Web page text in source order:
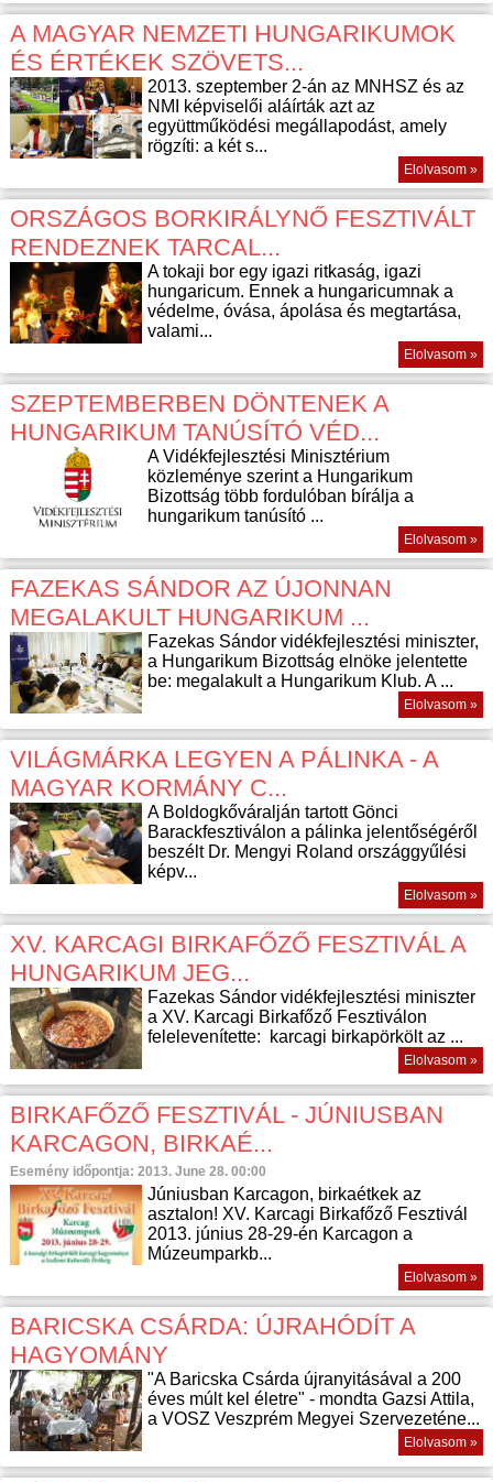
A MAGYAR NEMZETI HUNGARIKUMOK
ÉS ÉRTÉKEK SZÖVETS...
2013. szeptember 2-án az MNHSZ és az
NMI képviselői aláírták azt az
együttműködési megállapodást, amely
rögzíti: a két s...
Elolvasom »
ORSZÁGOS BORKIRÁLYNŐ FESZTIVÁLT
RENDEZNEK TARCAL...
A tokaji bor egy igazi ritkaság, igazi
hungaricum. Ennek a hungaricumnak a
védelme, óvása, ápolása és megtartása,
valami...
Elolvasom »
SZEPTEMBERBEN DÖNTENEK A
HUNGARIKUM TANÚSÍTÓ VÉD...
A Vidékfejlesztési Minisztérium
közleménye szerint a Hungarikum
Bizottság több fordulóban bírálja a
hungarikum tanúsító ...
Elolvasom »
FAZEKAS SÁNDOR AZ ÚJONNAN
MEGALAKULT HUNGARIKUM ...
Fazekas Sándor vidékfejlesztési miniszter,
a Hungarikum Bizottság elnöke jelentette
be: megalakult a Hungarikum Klub. A ...
Elolvasom »
VILÁGMÁRKA LEGYEN A PÁLINKA - A
MAGYAR KORMÁNY C...
A Boldogkőváralján tartott Gönci
Barackfesztiválon a pálinka jelentőségéről
beszélt Dr. Mengyi Roland országgyűlési
képv...
Elolvasom »
XV. KARCAGI BIRKAFŐZŐ FESZTIVÁL A
HUNGARIKUM JEG...
Fazekas Sándor vidékfejlesztési miniszter
a XV. Karcagi Birkafőző Fesztiválon
felelevenítette: karcagi birkapörkölt az ...
Elolvasom »
BIRKAFŐZŐ FESZTIVÁL - JÚNIUSBAN
KARCAGON, BIRKAÉ...
Esemény időpontja: 2013. June 28. 00:00
Júniusban Karcagon, birkaétkek az
asztalon! XV. Karcagi Birkafőző Fesztivál
2013. június 28-29-én Karcagon a
Múzeumparkb...
Elolvasom »
BARICSKA CSÁRDA: ÚJRAHÓDÍT A
HAGYOMÁNY
"A Baricska Csárda újranyitásával a 200
éves múlt kel életre" - mondta Gazsi Attila,
a VOSZ Veszprém Megyei Szervezeténe...
Elolvasom »